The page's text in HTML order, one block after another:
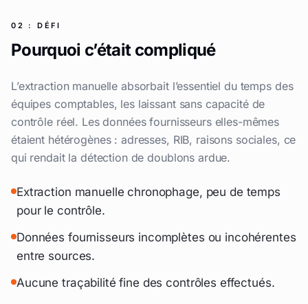
02 : DÉFI
Pourquoi c’était compliqué
L’extraction manuelle absorbait l’essentiel du temps des
équipes comptables, les laissant sans capacité de
contrôle réel. Les données fournisseurs elles-mêmes
étaient hétérogènes : adresses, RIB, raisons sociales, ce
qui rendait la détection de doublons ardue.
Extraction manuelle chronophage, peu de temps
pour le contrôle.
Données fournisseurs incomplètes ou incohérentes
entre sources.
Aucune traçabilité fine des contrôles effectués.